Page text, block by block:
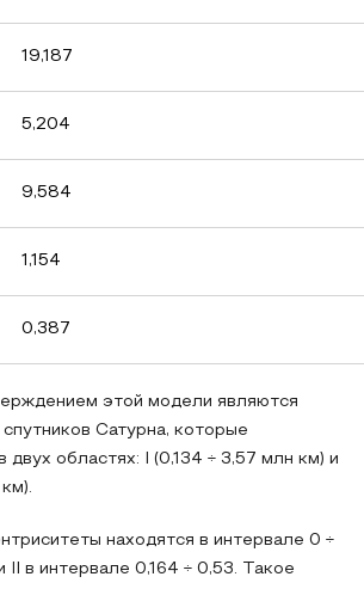
19,187
5,204
9,584
1,154
0,387
этой модели являются
Сатурна, которые
двух областях: I (0,134 ÷ 3,57 млн км) и
км).
находятся в интервале 0 ÷
II в интервале 0,164 ÷ 0,53. Такое